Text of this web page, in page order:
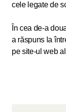
cele legate de
În cea de-a
a răspuns la
pe site-ul web